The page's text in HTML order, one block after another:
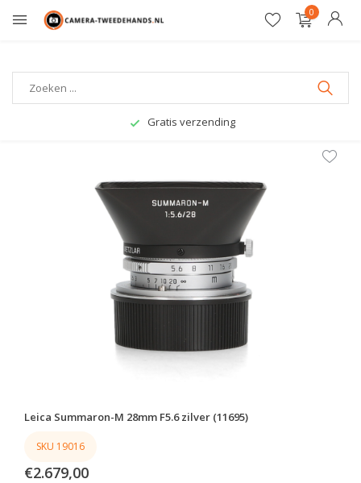
0
Gratis verzending
Leica Summaron-M 28mm F5.6 zilver (11695)
SKU 19016
€2.679,00